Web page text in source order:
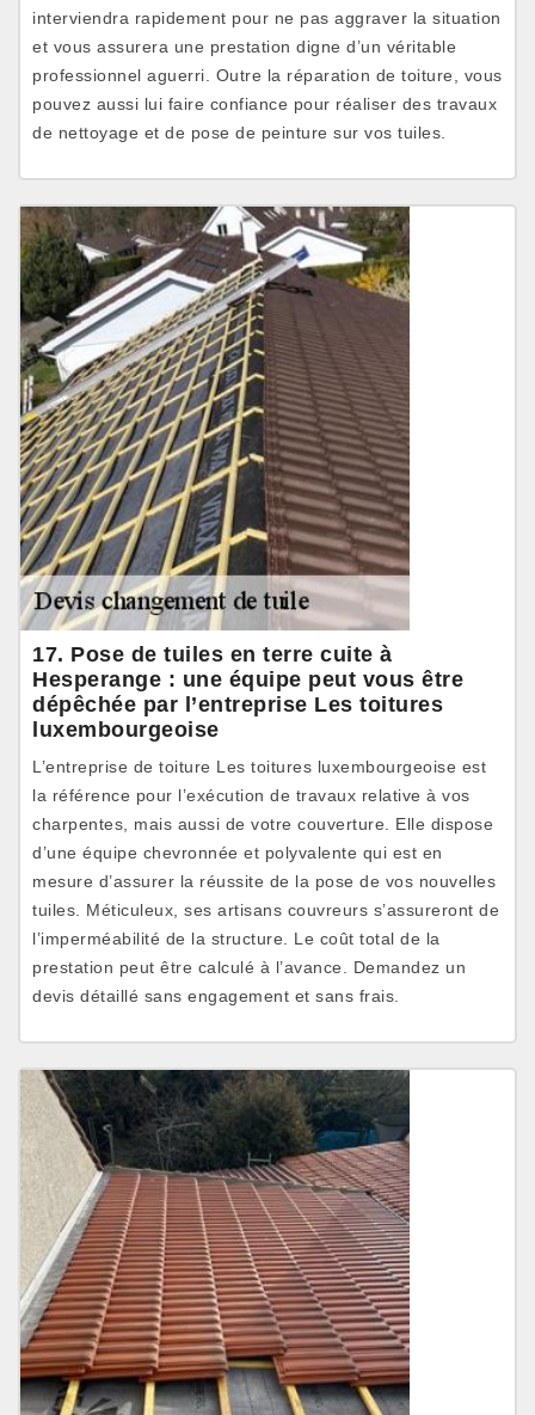
interviendra rapidement pour ne pas aggraver la situation
et vous assurera une prestation digne d’un véritable
professionnel aguerri. Outre la réparation de toiture, vous
pouvez aussi lui faire confiance pour réaliser des travaux
de nettoyage et de pose de peinture sur vos tuiles.
17. Pose de tuiles en terre cuite à
Hesperange : une équipe peut vous être
dépêchée par l’entreprise Les toitures
luxembourgeoise
L’entreprise de toiture Les toitures luxembourgeoise est
la référence pour l’exécution de travaux relative à vos
charpentes, mais aussi de votre couverture. Elle dispose
d’une équipe chevronnée et polyvalente qui est en
mesure d’assurer la réussite de la pose de vos nouvelles
tuiles. Méticuleux, ses artisans couvreurs s’assureront de
l’imperméabilité de la structure. Le coût total de la
prestation peut être calculé à l’avance. Demandez un
devis détaillé sans engagement et sans frais.